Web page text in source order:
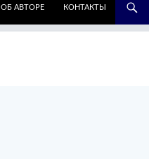
ОБ АВТОРЕ КОНТАКТЫ